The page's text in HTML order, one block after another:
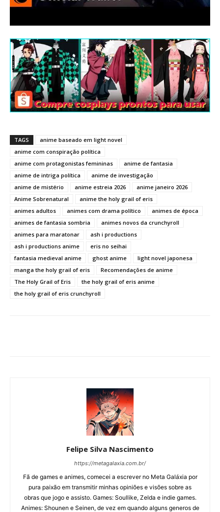
TAGS
anime baseado em light novel
anime com conspiração política
anime com protagonistas femininas
anime de fantasia
anime de intriga política
anime de investigação
anime de mistério
anime estreia 2026
anime janeiro 2026
Anime Sobrenatural
anime the holy grail of eris
animes adultos
animes com drama político
animes de época
animes de fantasia sombria
animes novos da crunchyroll
animes para maratonar
ash i productions
ash i productions anime
eris no seihai
fantasia medieval anime
ghost anime
light novel japonesa
manga the holy grail of eris
Recomendações de anime
The Holy Grail of Eris
the holy grail of eris anime
the holy grail of eris crunchyroll
Felipe Silva Nascimento
https://metagalaxia.com.br/
Fã de games e animes, comecei a escrever no Meta Galáxia por
pura paixão em transmitir minhas opiniões e visões sobre as
obras que jogo e assisto. Games: Soullike, Zelda e indie games.
Animes: Shounen e Seinen, de vez em quando alguns generos de